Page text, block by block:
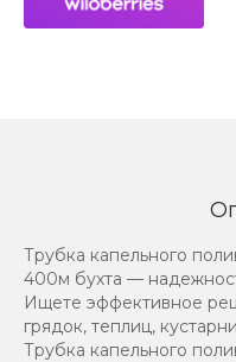
Трубка капельного
400м бухта —
Ищете эффективное
грядок, теплиц,
Трубка капельного